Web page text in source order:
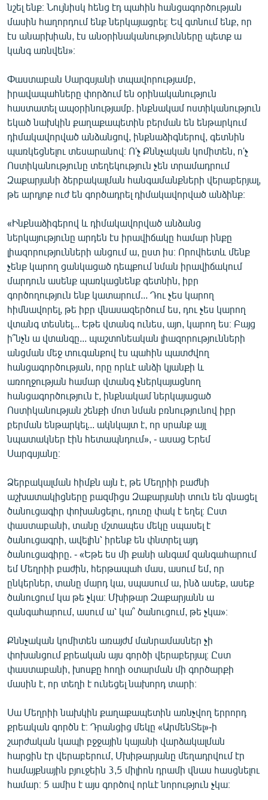
նշել ենք։ Նույնիսկ հենց էդ պահին հանցագործության
մասին հաղորդում ենք ներկայացրել։ Եվ գտնում ենք, որ
էս անարխիան, էս անօրինականությունները պետք ա
կանգ առնվեն»։
Փաստաբան Սարգսյանի տպավորությամբ,
իրավապահները փորձում են օրինականություն
հաստատել ապօրինությամբ. ինքնակամ ոստիկանություն
եկած նախկին քաղաքապետին բերման են ենթարկում
դիմակավորված անձանցով, ինքնաձիգներով, գետնին
պառկեցնելու տեսարանով։ Ո'չ Քննչական կոմիտեն, ո'չ
Ոստիկանությունը տեղեկություն չեն տրամադրում
Զաքարյանի ձերբակալման հանգամանքների վերաբերյալ,
թե արդյոք ուժ են գործադրել դիմակավորված անձինք։
«Ինքնաձիգերով և դիմակավորված անձանց
ներկայությունը արդեն էս իրավիճակը համար ինքը
լիազորությունների անցում ա, ըստ իս։ Որովհետև մենք
չենք կարող ցանկացած դեպքում նման իրավիճակում
մարդուն ասենք պառկացնենք գետնին, իբր
գործողություն ենք կատարում... Դու չես կարող
հիմնավորել, թե իբր վնասազերծում ես, դու չես կարող
վտանգ տեսնել... Եթե վտանգ ունես, այո, կարող ես։ Բայց
ի՞նչն ա վտանգը... պաշտոնեական լիազորությունների
անցման մեջ տուգանքով էս պահին պատժվող
հանցագործության, որը որևէ անձի կյանքի և
առողջության համար վտանգ չներկայացնող
հանցագործություն է, ինքնակամ ներկայացած
Ոստիկանության շենքի մոտ նման բռնությունով իբր
բերման ենթարկել... ակնկայտ է, որ սրանք այլ
նպատակներ էին հետապնդում», - ասաց Երեմ
Սարգսյանը։
Ձերբակալման հիմքն այն է, թե Մեղրիի բաժնի
աշխատակիցները բազմիցս Զաքարյանի տուն են գնացել
ծանուցագիր փոխանցելու, դուռը փակ է եղել։ Ըստ
փաստաբանի, տանը մշտապես մեկը սպասել է
ծանուցագրի, ավելին՝ իրենք են փնտրել այդ
ծանուցագիրը. - «Եթե ես մի քանի անգամ զանգահարում
եմ Մեղրիի բաժին, հերթապահ մաս, ասում եմ, որ
ընկերներ, տանը մարդ կա, սպասում ա, ինձ ասեք, ասեք
ծանուցում կա թե չկա։ Մխիթար Զաքարյանն ա
զանգահարում, ասում ա՝ կա՞ ծանուցում, թե չկա»։
Քննչական կոմիտեն առայժմ մանրամասներ չի
փոխանցում քրեական այս գործի վերաբերյալ։ Ըստ
փաստաբանի, խոսքը հողի օտարման մի գործարքի
մասին է, որ տեղի է ունեցել նախորդ տարի։
Սա Մեղրիի նախկին քաղաքապետին առնչվող երրորդ
քրեական գործն է։ Դրանցից մեկը «ԱրմենՏել»-ի
շարժական կապի բջջային կայանի վարձակալման
հարցին էր վերաբերում, Մխիթարյանը մեղադրվում էր
համայքնային բյուջեին 3,5 միլիոն դրամի վնաս հասցնելու
համար։ 5 ամիս է այս գործով որևէ նորություն չկա։